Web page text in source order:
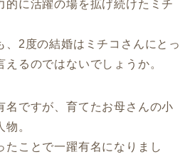
的に活躍の場を拡げ続けたミチ
、2度の結婚はミチコさんにとっ
るのではないでしょうか。
名ですが、育てたお母さんの小
。
たことで一躍有名になりまし